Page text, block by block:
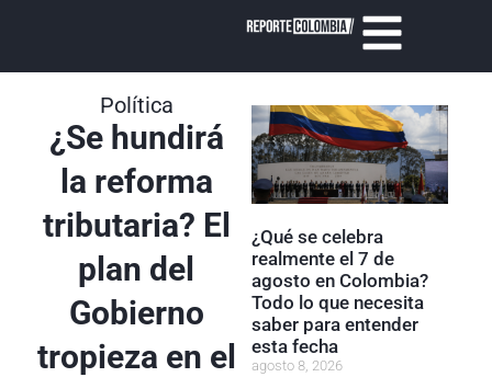
Política
¿Se hundirá
la reforma
tributaria? El
plan del
Gobierno
tropieza en el
¿Qué se celebra
realmente el 7 de
agosto en Colombia?
Todo lo que necesita
saber para entender
esta fecha
agosto 8, 2026